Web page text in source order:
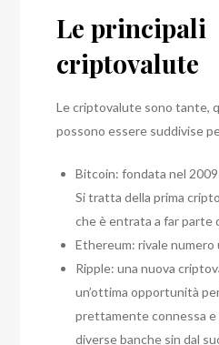
Le principali
criptovalute
Le criptovalute sono tante,
possono essere suddivise
Bitcoin: fondata nel
Si tratta della prima
che è entrata a far parte
Ethereum: rivale numero
Ripple: una nuova
un’ottima opportunità
prettamente connessa
diverse banche sin dal